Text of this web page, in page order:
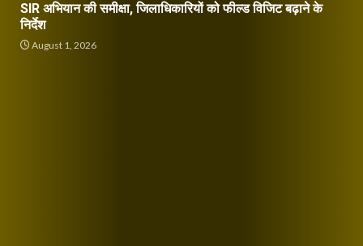
SIR अभियान की समीक्षा, जिलाधिकारियों को फील्ड विजिट बढ़ाने के
निर्देश
August 1, 2026